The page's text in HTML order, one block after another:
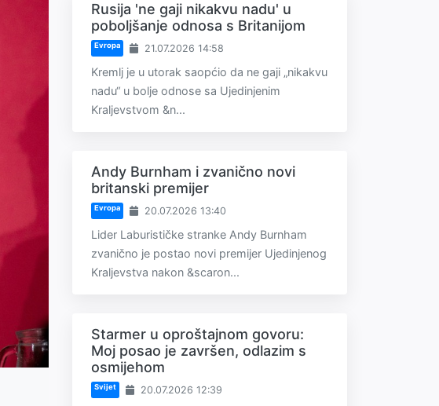
Rusija 'ne gaji nikakvu nadu' u
poboljšanje odnosa s Britanijom
Evropa 21.07.2026 14:58
Kremlj je u utorak saopćio da ne gaji „nikakvu
nadu“ u bolje odnose sa Ujedinjenim
Kraljevstvom &n...
Andy Burnham i zvanično novi
britanski premijer
Evropa 20.07.2026 13:40
Lider Laburističke stranke Andy Burnham
zvanično je postao novi premijer Ujedinjenog
Kraljevstva nakon &scaron...
Starmer u oproštajnom govoru:
Moj posao je završen, odlazim s
osmijehom
Svijet 20.07.2026 12:39